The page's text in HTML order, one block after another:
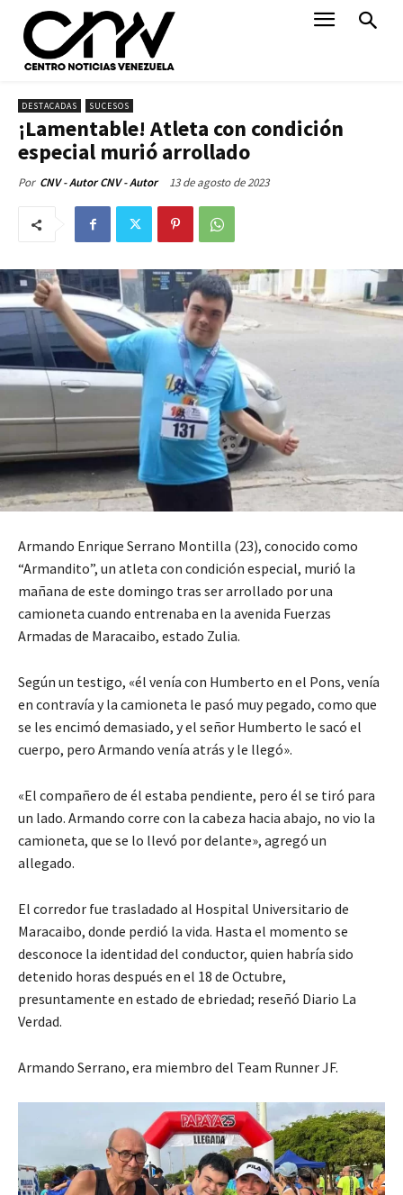
DESTACADAS SUCESOS
¡Lamentable! Atleta con condición
especial murió arrollado
Por CNV - Autor CNV - Autor 13 de agosto de 2023
Armando Enrique Serrano Montilla (23), conocido como
“Armandito”, un atleta con condición especial, murió la
mañana de este domingo tras ser arrollado por una
camioneta cuando entrenaba en la avenida Fuerzas
Armadas de Maracaibo, estado Zulia.
Según un testigo, «él venía con Humberto en el Pons, venía
en contravía y la camioneta le pasó muy pegado, como que
se les encimó demasiado, y el señor Humberto le sacó el
cuerpo, pero Armando venía atrás y le llegó».
«El compañero de él estaba pendiente, pero él se tiró para
un lado. Armando corre con la cabeza hacia abajo, no vio la
camioneta, que se lo llevó por delante», agregó un
allegado.
El corredor fue trasladado al Hospital Universitario de
Maracaibo, donde perdió la vida. Hasta el momento se
desconoce la identidad del conductor, quien habría sido
detenido horas después en el 18 de Octubre,
presuntamente en estado de ebriedad; reseñó Diario La
Verdad.
Armando Serrano, era miembro del Team Runner JF.